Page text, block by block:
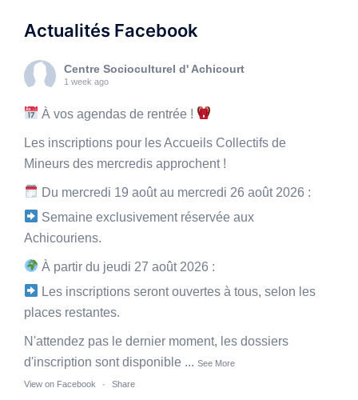
Actualités Facebook
Centre Socioculturel d' Achicourt
1 week ago
À vos agendas de rentrée !
Les inscriptions pour les Accueils Collectifs de
Mineurs des mercredis approchent !
Du mercredi 19 août au mercredi 26 août 2026 :
Semaine exclusivement réservée aux
Achicouriens.
À partir du jeudi 27 août 2026 :
Les inscriptions seront ouvertes à tous, selon les
places restantes.
N'attendez pas le dernier moment, les dossiers
d'inscription sont disponible ... See More
View on Facebook · Share